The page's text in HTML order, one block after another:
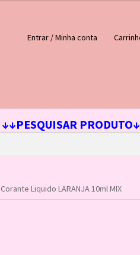
Entrar / Minha conta
↓↓PESQUISAR
Corante Liquido LARANJA 10ml MIX